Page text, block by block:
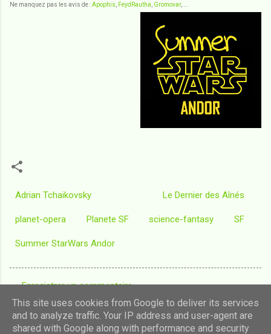
Ne manquez pas les avis de :Apophis FeydRautha Gromovar, ...
Adrian Tchaikovsky Le Dernier des Aînés
planet-opera Planete SF science-fantasy SF
Summer StarWars Andor
C
o
m
Enregistrer un commentaire
This site uses cookies from Google to deliver its services
and to analyze traffic. Your IP address and user-agent are
shared with Google along with performance and security